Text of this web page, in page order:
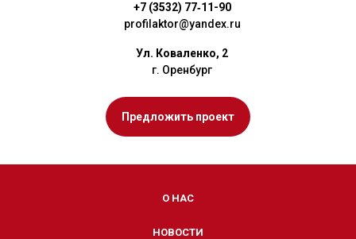
+7 (3532) 77‑11-90
profilaktor@yandex.ru
Ул. Коваленко, 2
г. Оренбург
Предложить проект
О НАС
НОВОСТИ